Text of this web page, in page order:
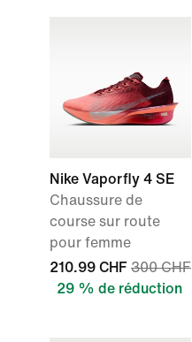
Nike Vaporfly 4 SE
Chaussure de
course sur route
pour femme
210.99 CHF 300 CHF
29 % de réduction